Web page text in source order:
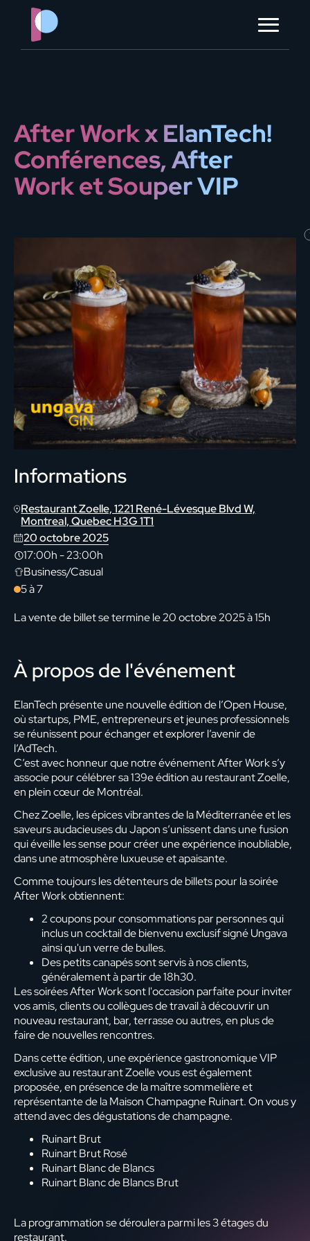
?> ?> ?> ?> ?> ?>
ORGANISER MON ÉVÈNEMENT
After Work x ElanTech!
Conférences, After
Work et Souper VIP
Informations
Restaurant Zoelle, 1221 René-Lévesque Blvd W,
Montreal, Quebec H3G 1T1
20 octobre 2025
17:00h-23:00h
Business/Casual
5 à 7
La vente de billet se termine le 20 octobre 2025 à 15h
À propos de l'événement
ElanTech présente une nouvelle édition de l’Open House,
où startups, PME, entrepreneurs et jeunes professionnels
se réunissent pour échanger et explorer l’avenir de
l’AdTech.
C’est avec honneur que notre événement After Work s’y
associe pour célébrer sa 139e édition au restaurant Zoelle,
en plein cœur de Montréal.
Chez Zoelle, les épices vibrantes de la Méditerranée et les
saveurs audacieuses du Japon s’unissent dans une fusion
qui éveille les sense pour créer une expérience inoubliable,
dans une atmosphère luxueuse et apaisante.
Comme toujours les détenteurs de billets pour la soirée
After Work obtiennent:
2 coupons pour consommations par personnes qui
inclus un cocktail de bienvenu exclusif signé Ungava
ainsi qu'un verre de bulles.
Des petits canapés sont servis à nos clients,
généralement à partir de 18h30.
Les soirées After Work sont l'occasion parfaite pour inviter
vos amis, clients ou collègues de travail à découvrir un
nouveau restaurant, bar, terrasse ou autres, en plus de
faire de nouvelles rencontres.
Dans cette édition, une expérience gastronomique VIP
exclusive au restaurant Zoelle vous est également
proposée, en présence de la maître sommelière et
représentante de la Maison Champagne Ruinart. On vous y
attend avec des dégustations de champagne.
Ruinart Brut
Ruinart Brut Rosé
Ruinart Blanc de Blancs
Ruinart Blanc de Blancs Brut
La programmation se déroulera parmi les 3 étages du
restaurant.